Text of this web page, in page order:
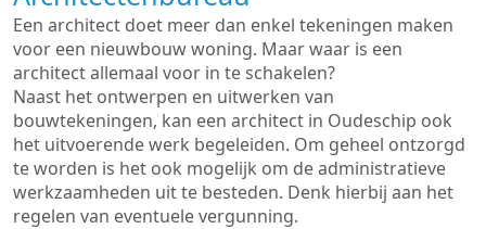
Een architect doet meer dan enkel tekeningen maken
voor een nieuwbouw woning. Maar waar is een
architect allemaal voor in te schakelen?
Naast het ontwerpen en uitwerken van
bouwtekeningen, kan een architect in Oudeschip ook
het uitvoerende werk begeleiden. Om geheel ontzorgd
te worden is het ook mogelijk om de administratieve
werkzaamheden uit te besteden. Denk hierbij aan het
regelen van eventuele vergunning.